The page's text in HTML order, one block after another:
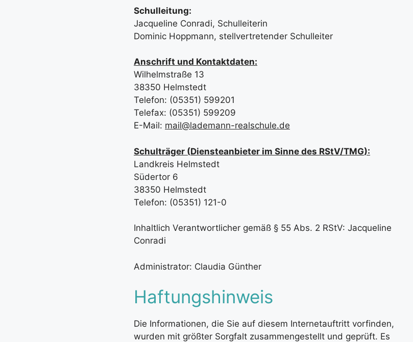
Schulleitung:
Jacqueline Conradi, Schulleiterin
Dominic Hoppmann, stellvertretender Schulleiter
Anschrift und Kontaktdaten:
Wilhelmstraße 13
38350 Helmstedt
Telefon: (05351) 599201
Telefax: (05351) 599209
E-Mail: mail@lademann-realschule.de
Schulträger (Diensteanbieter im Sinne des RStV/TMG):
Landkreis Helmstedt
Südertor 6
38350 Helmstedt
Telefon: (05351) 121-0
Inhaltlich Verantwortlicher gemäß § 55 Abs. 2 RStV: Jacqueline
Conradi
Administrator: Claudia Günther
Haftungshinweis
Die Informationen, die Sie auf diesem Internetauftritt vorfinden,
wurden mit größter Sorgfalt zusammengestellt und geprüft. Es